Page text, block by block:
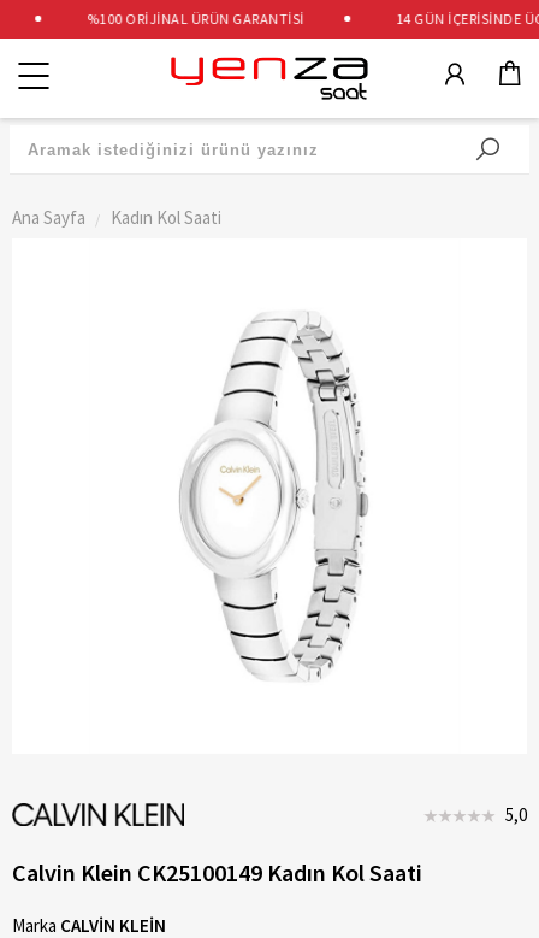
%100 ORİJİNAL ÜRÜN GARANTİSİ 14 GÜN İÇERİSİNDE
Kategoriler
Ana Sayfa Kadın Kol Saati
5,0
Calvin Klein CK25100149 Kadın Kol Saati
Marka CALVİN KLEİN